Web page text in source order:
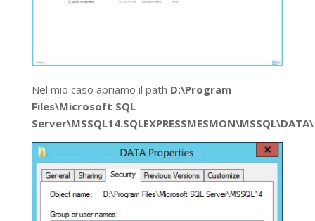
Nel mio caso apriamo il path D:\Program
Files\Microsoft SQL
Server\MSSQL14.SQLEXPRESSMESMON\MSSQL\DATA\